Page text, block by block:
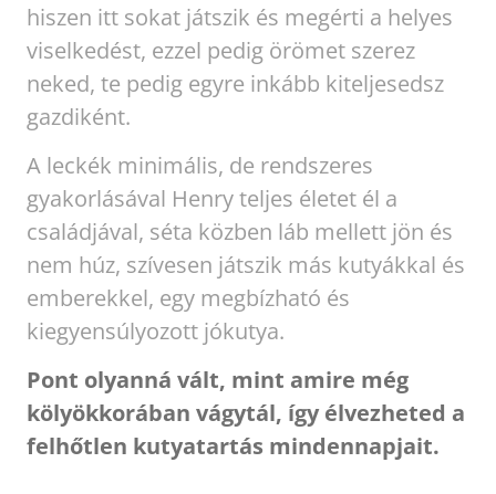
hiszen itt sokat játszik és megérti a helyes
viselkedést, ezzel pedig örömet szerez
neked, te pedig egyre inkább kiteljesedsz
gazdiként.
A leckék minimális, de rendszeres
gyakorlásával Henry teljes életet él a
családjával, séta közben láb mellett jön és
nem húz, szívesen játszik más kutyákkal és
emberekkel, egy megbízható és
kiegyensúlyozott jókutya.
Pont olyanná vált, mint amire még
kölyökkorában vágytál, így élvezheted a
felhőtlen kutyatartás mindennapjait.